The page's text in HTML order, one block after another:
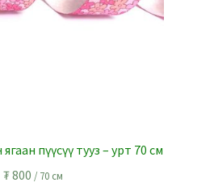
пүүсүү тууз – урт 70 см
₮800 / 70 см